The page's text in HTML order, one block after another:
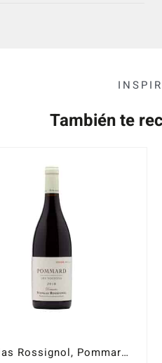
También te
Nicolas Rossignol, Pommard Les Noizons 2020